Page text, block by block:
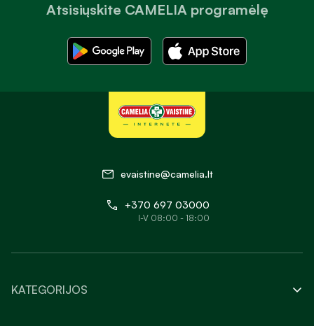
Atsisiųskite CAMELIA programėlę
evaistine@camelia.lt
+370 697 03000
I-V 08:00 - 18:00
KATEGORIJOS